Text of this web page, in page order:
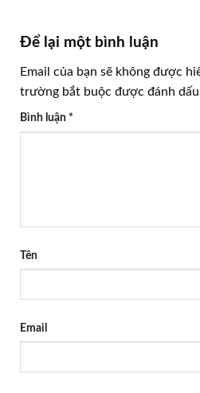
Để lại một bình luận
Email của bạn sẽ không được
trường bắt buộc được đánh dấu
Bình luận *
Tên
Email